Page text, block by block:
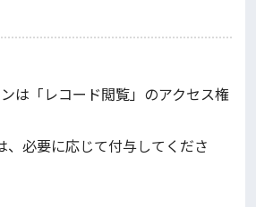
は「レコード閲覧」のアクセス権
、必要に応じて付与してくださ